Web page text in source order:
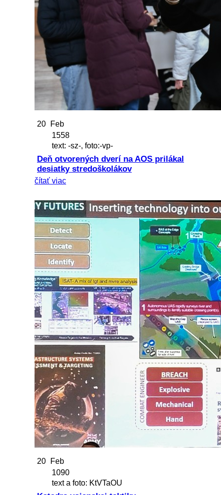
20
Feb
1558
text: -sz-, foto:-vp-
Deň otvorených dverí na AOS prilákal
desiatky stredoškolákov
čítať viac
20
Feb
1090
text a foto: KtVTaOU